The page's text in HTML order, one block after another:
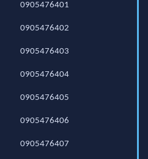
0905476401
0905476402
0905476403
0905476404
0905476405
0905476406
0905476407